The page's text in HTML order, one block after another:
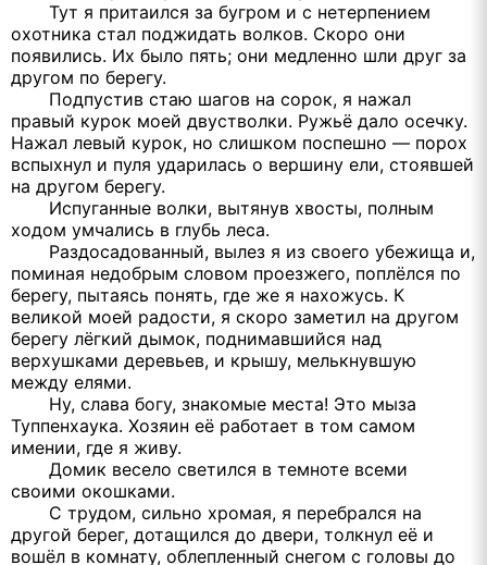
Тут я притаился за бугром и с нетерпением
охотника стал поджидать волков. Скоро они
появились. Их было пять; они медленно шли друг за
другом по берегу.
Подпустив стаю шагов на сорок, я нажал
правый курок моей двустволки. Ружьё дало осечку.
Нажал левый курок, но слишком поспешно — порох
вспыхнул и пуля ударилась о вершину ели, стоявшей
на другом берегу.
Испуганные волки, вытянув хвосты, полным
ходом умчались в глубь леса.
Раздосадованный, вылез я из своего убежища и,
поминая недобрым словом проезжего, поплёлся по
берегу, пытаясь понять, где же я нахожусь. К
великой моей радости, я скоро заметил на другом
берегу лёгкий дымок, поднимавшийся над
верхушками деревьев, и крышу, мелькнувшую
между елями.
Ну, слава богу, знакомые места! Это мыза
Туппенхаука. Хозяин её работает в том самом
имении, где я живу.
Домик весело светился в темноте всеми
своими окошками.
С трудом, сильно хромая, я перебрался на
другой берег, дотащился до двери, толкнул её и
вошёл в комнату, облепленный снегом с головы до